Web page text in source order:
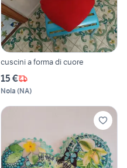
cuscini a forma di cuore
15 €
Nola (NA)